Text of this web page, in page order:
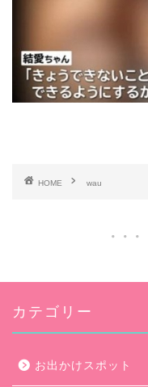
HOME wau
カテゴリー
お出かけスポット